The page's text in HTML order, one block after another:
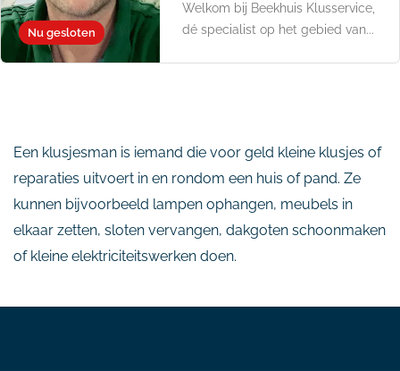
Nu gesloten
Welkom bij Beekhuis Klusservice,
dé specialist op het gebied van...
Een klusjesman is iemand die voor geld kleine klusjes of
reparaties uitvoert in en rondom een huis of pand. Ze
kunnen bijvoorbeeld lampen ophangen, meubels in
elkaar zetten, sloten vervangen, dakgoten schoonmaken
of kleine elektriciteitswerken doen.